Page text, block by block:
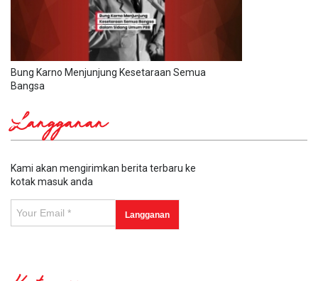
Bung Karno Menjunjung Kesetaraan Semua
Bangsa
Langganan
Kami akan mengirimkan berita terbaru ke
kotak masuk anda